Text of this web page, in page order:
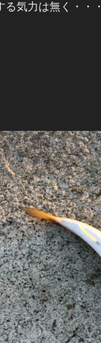
る気力は無く・・・